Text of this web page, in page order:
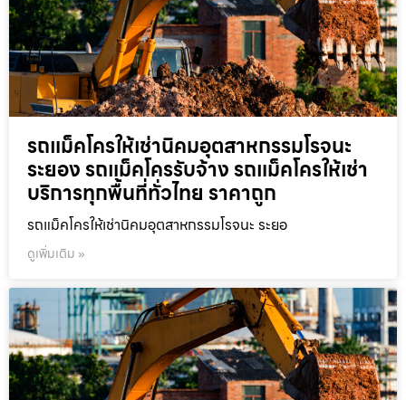
รถแม็คโครให้เช่านิคมอุตสาหกรรมโรจนะ
ระยอง รถแม็คโครรับจ้าง รถแม็คโครให้เช่า
บริการทุกพื้นที่ทั่วไทย ราคาถูก
รถแม็คโครให้เช่านิคมอุตสาหกรรมโรจนะ ระยอ
ดูเพิ่มเติม »